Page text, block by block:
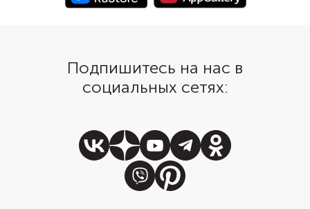
пропеклись, готовьте
Подпишитесь на нас в
социальных сетях: